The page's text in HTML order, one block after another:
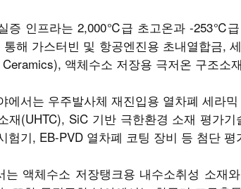
증 인프라는 2,000℃급 초고온과 -253℃
해 가스터빈 및 항공엔진용 초내열합금,
Ceramics), 액체수소 저장용 극저온 구조
에서는 우주발사체 재진입용 열차폐 세라
재(UHTC), SiC 기반 극한환경 소재 평가
험기, EB-PVD 열차폐 코팅 장비 등 첨단
는 액체수소 저장탱크용 내수소취성 소재